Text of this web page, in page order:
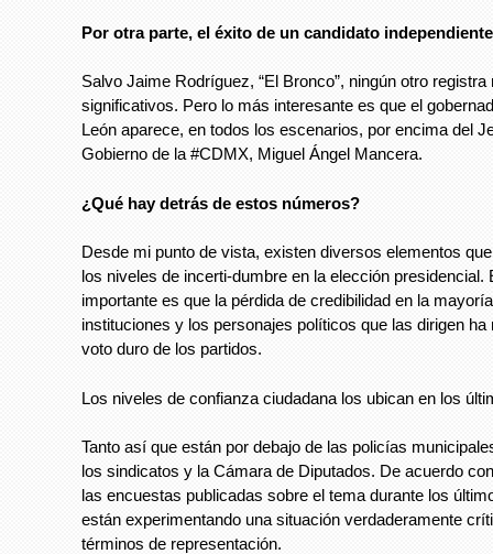
Por otra parte, el éxito de un candidato
Salvo Jaime Rodríguez, “El Bronco”, ningún otro registra
significativos. Pero lo más interesante es que el
León aparece, en todos los escenarios, por encima del
Gobierno de la #CDMX, Miguel Ángel Mancera.
¿Qué hay detrás de estos números?
Desde mi punto de vista, existen diversos elementos
los niveles de incerti-dumbre en la elección presidencial.
importante es que la pérdida de credibilidad en la
instituciones y los personajes políticos que las dirigen ha
voto duro de los partidos.
Los niveles de confianza ciudadana los ubican en los
Tanto así que están por debajo de las policías
los sindicatos y la Cámara de Diputados. De acuerdo
las encuestas publicadas sobre el tema durante los
están experimentando una situación verdaderamente
términos de representación.